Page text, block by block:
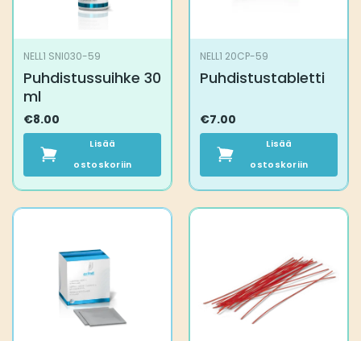
NELL1 SNI030-59
Puhdistussuihke 30
ml
€8.00
Lisää
ostoskoriin
NELL1 20CP-59
Puhdistustabletti
€7.00
Lisää
ostoskoriin